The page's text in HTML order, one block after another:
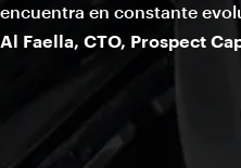
encuentra en constante
Al Faella, CTO, Prospect